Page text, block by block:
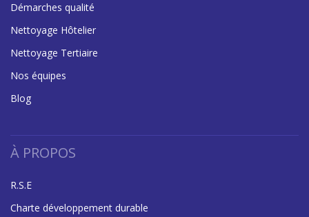
Démarches qualité
Nettoyage Hôtelier
Nettoyage Tertiaire
Nos équipes
Blog
À PROPOS
R.S.E
Charte développement durable